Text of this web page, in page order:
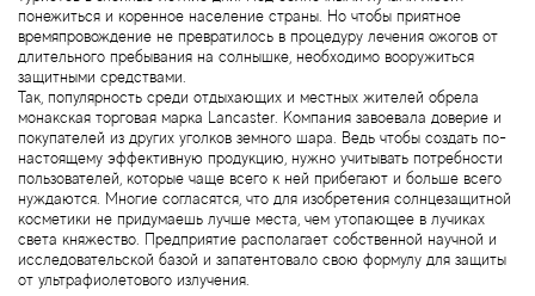
понежиться и коренное население страны. Но чтобы приятное
времяпровождение не превратилось в процедуру лечения ожогов от
длительного пребывания на солнышке, необходимо вооружиться
защитными средствами.
Так, популярность среди отдыхающих и местных жителей обрела
монакская торговая марка Lancaster. Компания завоевала доверие и
покупателей из других уголков земного шара. Ведь чтобы создать по-
настоящему эффективную продукцию, нужно учитывать потребности
пользователей, которые чаще всего к ней прибегают и больше всего
нуждаются. Многие согласятся, что для изобретения солнцезащитной
косметики не придумаешь лучше места, чем утопающее в лучиках
света княжество. Предприятие располагает собственной научной и
исследовательской базой и запатентовало свою формулу для защиты
от ультрафиолетового излучения.
Afnan
Agatha Ruiz de la Prada
Agent Provocateur
Agonist
Aigner